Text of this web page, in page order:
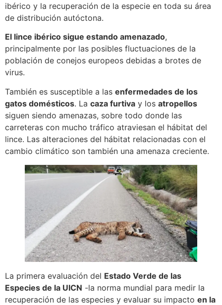
ibérico y la recuperación de la especie en toda su área
de distribución autóctona.
El lince ibérico sigue estando amenazado,
principalmente por las posibles fluctuaciones de la
población de conejos europeos debidas a brotes de
virus.
También es susceptible a las enfermedades de los
gatos domésticos. La caza furtiva y los atropellos
siguen siendo amenazas, sobre todo donde las
carreteras con mucho tráfico atraviesan el hábitat del
lince. Las alteraciones del hábitat relacionadas con el
cambio climático son también una amenaza creciente.
La primera evaluación del Estado Verde de las
Especies de la UICN -la norma mundial para medir la
recuperación de las especies y evaluar su impacto en la